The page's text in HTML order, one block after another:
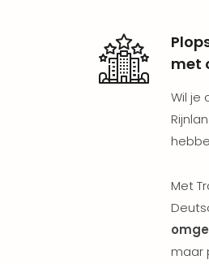
met
Wil je
Met
maar